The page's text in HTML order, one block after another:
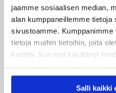
jaamme sosiaalisen median,
alan kumppaneillemme tietoja
sivustoamme. Kumppanimme
tietoja muihin tietoihin, joita
kerätty, kun olet käyttänyt
tahansa kumota tai muuttaa
käytöstäEvästeet-
Salli kaikki
Uusimmat
06.08.2026
JYPin kausi käyntiin Tampere